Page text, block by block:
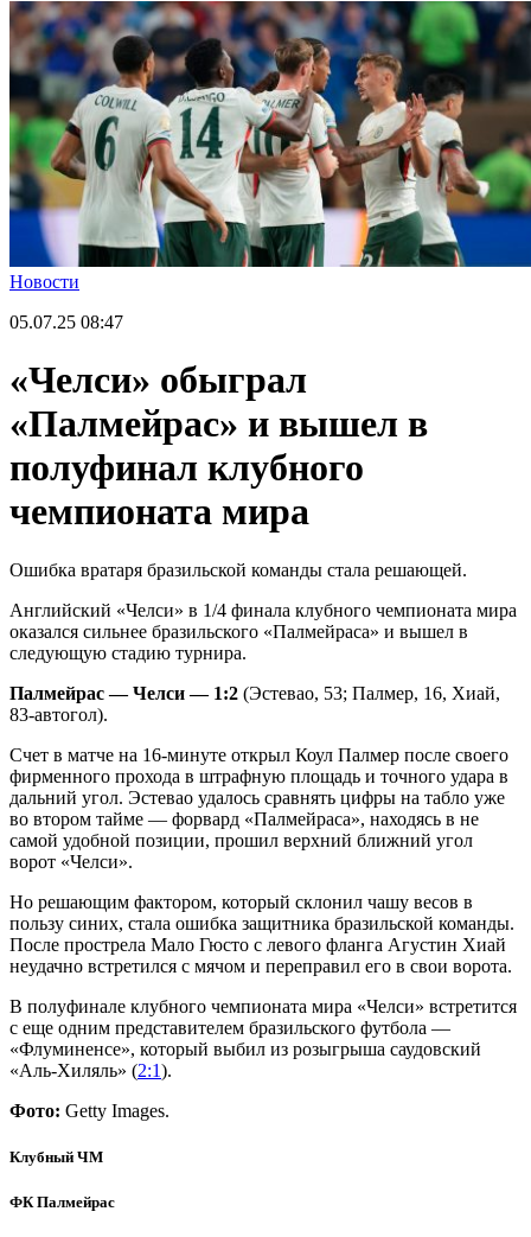
Новости
05.07.25 08:47
«Челси» обыграл
«Палмейрас» и вышел в
полуфинал клубного
чемпионата мира
Ошибка вратаря бразильской команды стала решающей.
Английский «Челси» в 1/4 финала клубного чемпионата мира
оказался сильнее бразильского «Палмейраса» и вышел в
следующую стадию турнира.
Палмейрас — Челси — 1:2 (Эстевао, 53; Палмер, 16, Хиай,
83-автогол).
Счет в матче на 16-минуте открыл Коул Палмер после своего
фирменного прохода в штрафную площадь и точного удара в
дальний угол. Эстевао удалось сравнять цифры на табло уже
во втором тайме — форвард «Палмейраса», находясь в не
самой удобной позиции, прошил верхний ближний угол
ворот «Челси».
Но решающим фактором, который склонил чашу весов в
пользу синих, стала ошибка защитника бразильской команды.
После прострела Мало Гюсто с левого фланга Агустин Хиай
неудачно встретился с мячом и переправил его в свои ворота.
В полуфинале клубного чемпионата мира «Челси» встретится
с еще одним представителем бразильского футбола —
«Флуминенсе», который выбил из розыгрыша саудовский
«Аль-Хиляль» (2:1).
Фото: Getty Images.
Клубный ЧМ
ФК Палмейрас